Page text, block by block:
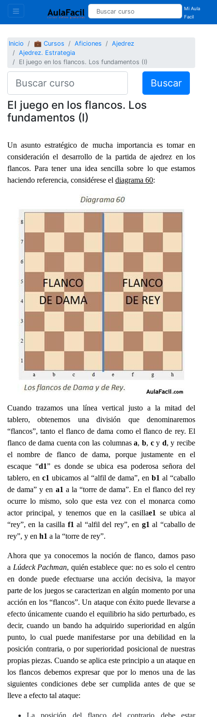
Mi Aula
Facil
Inicio 💼 Cursos Aficiones
Ajedrez
Ajedrez. Estrategia
El juego en los flancos. Los fundamentos (I)
Buscar
El juego en los flancos. Los
fundamentos (I)
Un asunto estratégico de mucha importancia es tomar en
consideración el desarrollo de la partida de ajedrez en los
flancos. Para tener una idea sencilla sobre lo que estamos
haciendo referencia, considérese el diagrama 60:
Cuando trazamos una línea vertical justo a la mitad del
tablero, obtenemos una división que denominaremos
“flancos”, tanto el flanco de dama como el flanco de rey. El
flanco de dama cuenta con las columnasa, b, cy d, y recibe
el nombre de flanco de dama, porque justamente en el
escaque “d1” es donde se ubica esa poderosa señora del
tablero, en c1 ubicamos al “alfil de dama”, enb1 al “caballo
de dama” y en a1 a la “torre de dama”. En el flanco del rey
ocurre lo mismo, solo que esta vez con el monarca como
actor principal, y tenemos que en la casillae1 se ubica al
“rey”, en la casilla f1 al “alfil del rey”, en g1 al “caballo de
rey”, y en h1 a la “torre de rey”.
Ahora que ya conocemos la noción de flanco, damos paso
a Lúdeck Pachman, quién establece que: no es solo el centro
en donde puede efectuarse una acción decisiva, la mayor
parte de los juegos se caracterizan en algún momento por una
acción en los “flancos”. Un ataque con éxito puede llevarse a
efecto únicamente cuando el equilibrio ha sido perturbado, es
decir, cuando un bando ha adquirido superioridad en algún
punto, lo cual puede manifestarse por una debilidad en la
posición contraria, o por superioridad posicional de nuestras
propias piezas. Cuando se aplica este principio a un ataque en
los flancos debemos expresar que por lo menos una de las
siguientes condiciones debe ser cumplida antes de que se
lleve a efecto tal ataque:
La posición del flanco del contrario debe estar